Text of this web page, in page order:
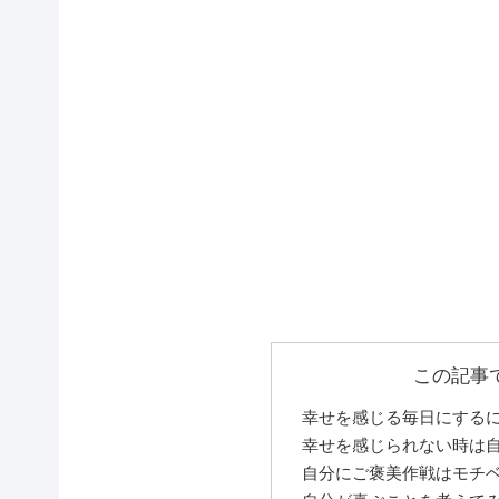
この記事
幸せを感じる毎日にする
幸せを感じられない時は
自分にご褒美作戦はモチ